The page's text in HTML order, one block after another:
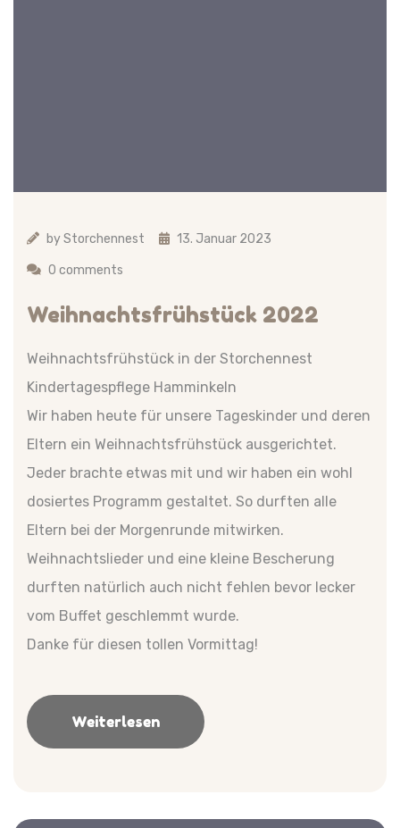
byStorchennest 13. Januar 2023
0 comments
Weihnachtsfrühstück 2022
Weihnachtsfrühstück in der Storchennest
Kindertagespflege Hamminkeln
Wir haben heute für unsere Tageskinder und deren
Eltern ein Weihnachtsfrühstück ausgerichtet.
Jeder brachte etwas mit und wir haben ein wohl
dosiertes Programm gestaltet. So durften alle
Eltern bei der Morgenrunde mitwirken.
Weihnachtslieder und eine kleine Bescherung
durften natürlich auch nicht fehlen bevor lecker
vom Buffet geschlemmt wurde.
Danke für diesen tollen Vormittag!
Weiterlesen